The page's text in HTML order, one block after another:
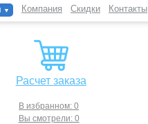
▼ Компания Скидки Контакты
Расчет заказа
В избранном: 0
Вы смотрели: 0